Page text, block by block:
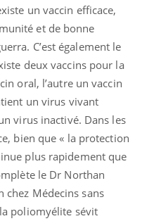
un vaccin efficace,
et de bonne
C’est également le
deux vaccins pour la
oral, l’autre un vaccin
un virus vivant
virus inactivé. Dans les
bien que « la protection
plus rapidement que
le Dr Northan
chez Médecins sans
poliomyélite sévit